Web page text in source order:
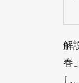
解
春
し